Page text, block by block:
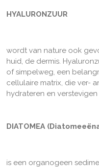
HYALURONZUUR
wordt van nature ook
huid, de dermis.
of simpelweg, een
cellulaire matrix, die ver-
hydrateren en
DIATOMEA
is een organogeen